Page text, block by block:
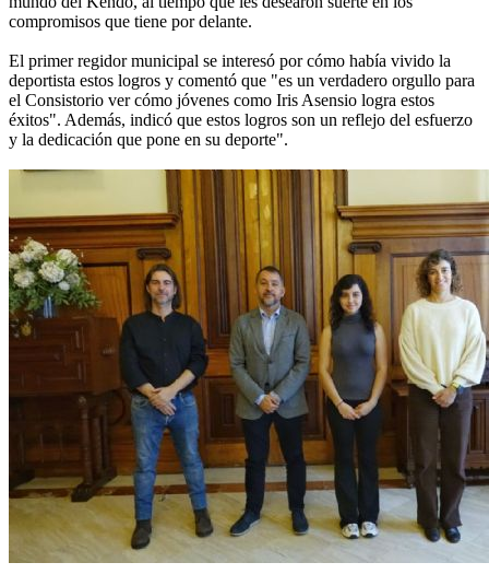
compromisos que tiene por delante.
El primer regidor municipal se interesó por cómo había vivido la
deportista estos logros y comentó que "es un verdadero orgullo para
el Consistorio ver cómo jóvenes como Iris Asensio logra estos
éxitos". Además, indicó que estos logros son un reflejo del esfuerzo
y la dedicación que pone en su deporte".